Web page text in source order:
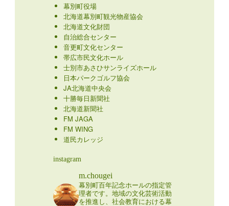
幕別町役場
北海道幕別町観光物産協会
北海道文化財団
自治総合センター
音更町文化センター
帯広市民文化ホール
士別市あさひサンライズホール
日本パークゴルフ協会
JA北海道中央会
十勝毎日新聞社
北海道新聞社
FM JAGA
FM WING
道民カレッジ
instagram
m.chougei
幕別町百年記念ホールの指定管
理者です。地域の文化芸術活動
を推進し、社会教育における幕